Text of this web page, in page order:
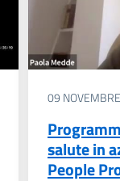
09
salute in
People